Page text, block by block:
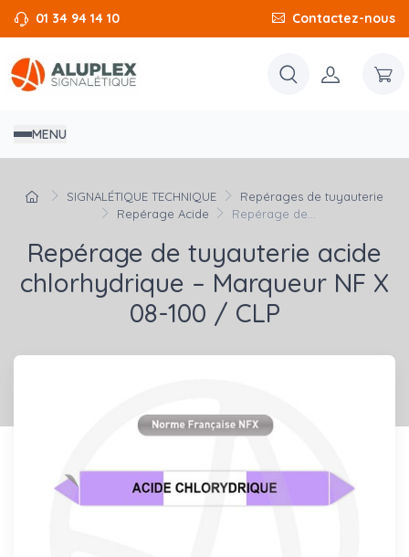
01 34 94 14 10 Contactez-nous
MENU
SIGNALÉTIQUE TECHNIQUE
Repérages de tuyauterie
Repérage Acide
Repérage de...
Repérage de tuyauterie acide
chlorhydrique – Marqueur NF X
08-100 / CLP